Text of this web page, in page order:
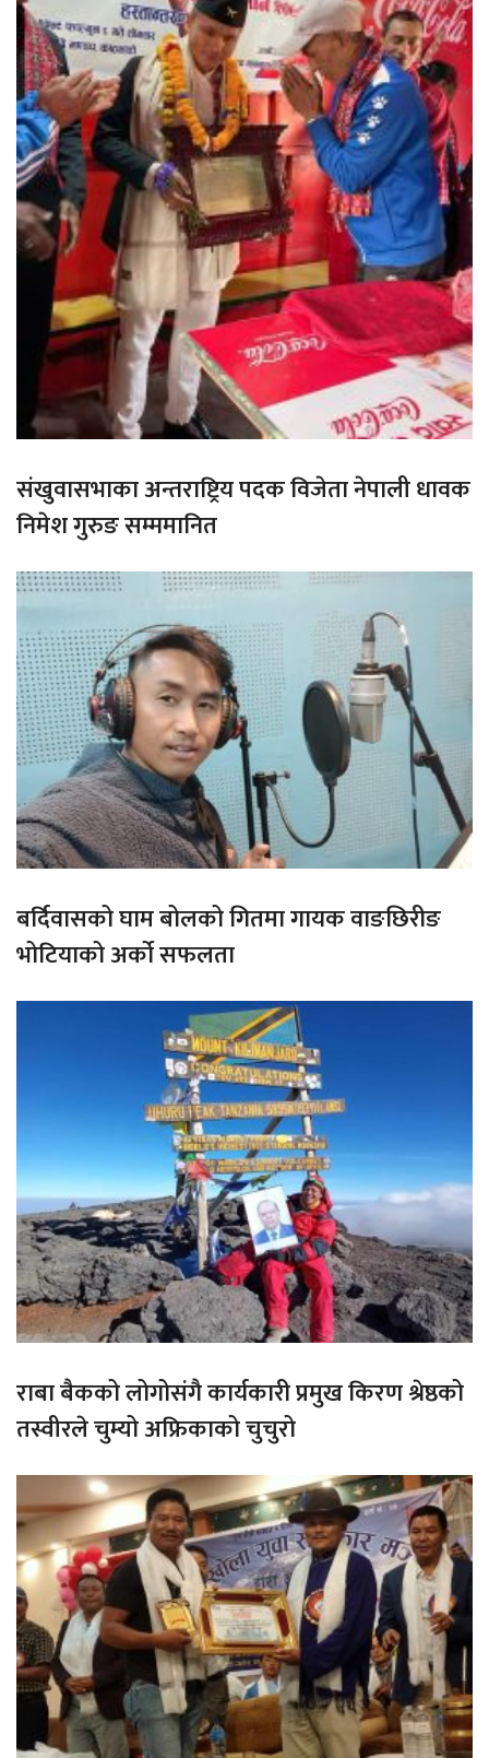
संखुवासभाका अन्तराष्ट्रिय पदक विजेता नेपाली धावक
निमेश गुरुङ सम्ममानित
बर्दिवासको घाम बोलको गितमा गायक वाङछिरीङ
भोटियाको अर्को सफलता
राबा बैकको लोगोसंगै कार्यकारी प्रमुख किरण श्रेष्ठको
तस्वीरले चुम्यो अफ्रिकाको चुचुरो